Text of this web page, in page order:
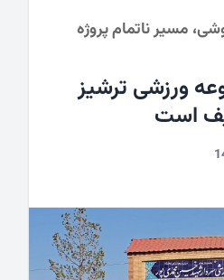
مسیر ناتمام پروژه
ورزشی ترشیز
است